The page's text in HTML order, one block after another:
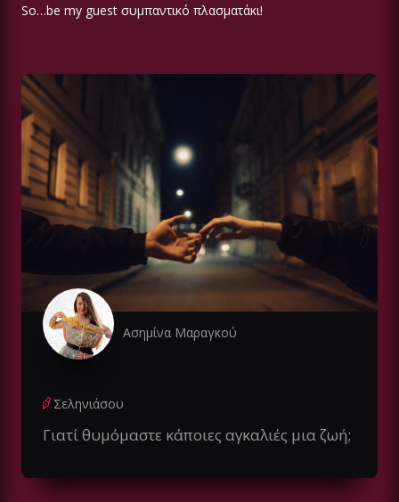
So…be my guest συμπαντικό πλασματάκι!
Ασημίνα Μαραγκού
Σεληνιάσου
Γιατί θυμόμαστε κάποιες αγκαλιές μια ζωή;